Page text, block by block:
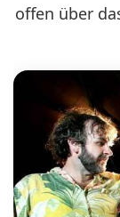
offen über